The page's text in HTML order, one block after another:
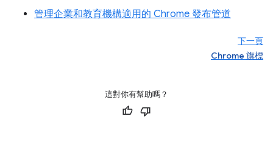
管理企業和教育機構適用的 Chrome 發布管道
下一頁
Chrome 旗標
這對你有幫助嗎？